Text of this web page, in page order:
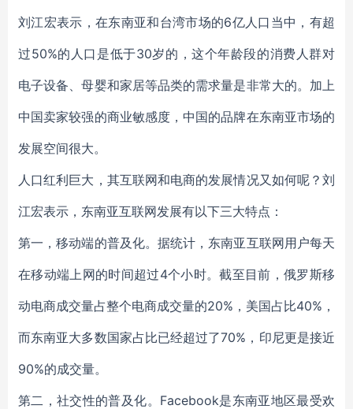
刘江宏表示，在东南亚和台湾市场的6亿人口当中，有超
过50%的人口是低于30岁的，这个年龄段的消费人群对
电子设备、母婴和家居等品类的需求量是非常大的。加上
中国卖家较强的商业敏感度，中国的品牌在东南亚市场的
发展空间很大。
人口红利巨大，其互联网和电商的发展情况又如何呢？刘
江宏表示，东南亚互联网发展有以下三大特点：
第一，移动端的普及化。据统计，东南亚互联网用户每天
在移动端上网的时间超过4个小时。截至目前，俄罗斯移
动电商成交量占整个电商成交量的20%，美国占比40%，
而东南亚大多数国家占比已经超过了70%，印尼更是接近
90%的成交量。
第二，社交性的普及化。Facebook是东南亚地区最受欢